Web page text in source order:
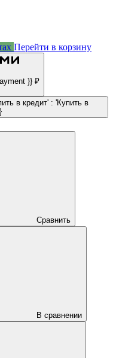
Перейти в корзину
}} ₽
в кредит' : 'Купить в
Сравнить
В сравнении